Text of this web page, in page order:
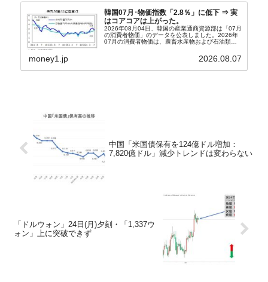
韓国07月･物価指数「2.8％」に低下 ⇒ 実
はコアコアは上がった。
2026年08月04日、韓国の産業通商資源部は「07月
の消費者物価」のデータを公表しました。2026年
07月の消費者物価は、農畜水産物および石油類の
2.8％上昇（06月は3.2％）となり、上昇率は前...
money1.jp 2026.08.07
中国「米国債保有を124億ドル増加：
7,820億ドル」減少トレンドは変わらない
「ドルウォン」24日(月)夕刻・「1,337ウ
ォン」上に突破できず